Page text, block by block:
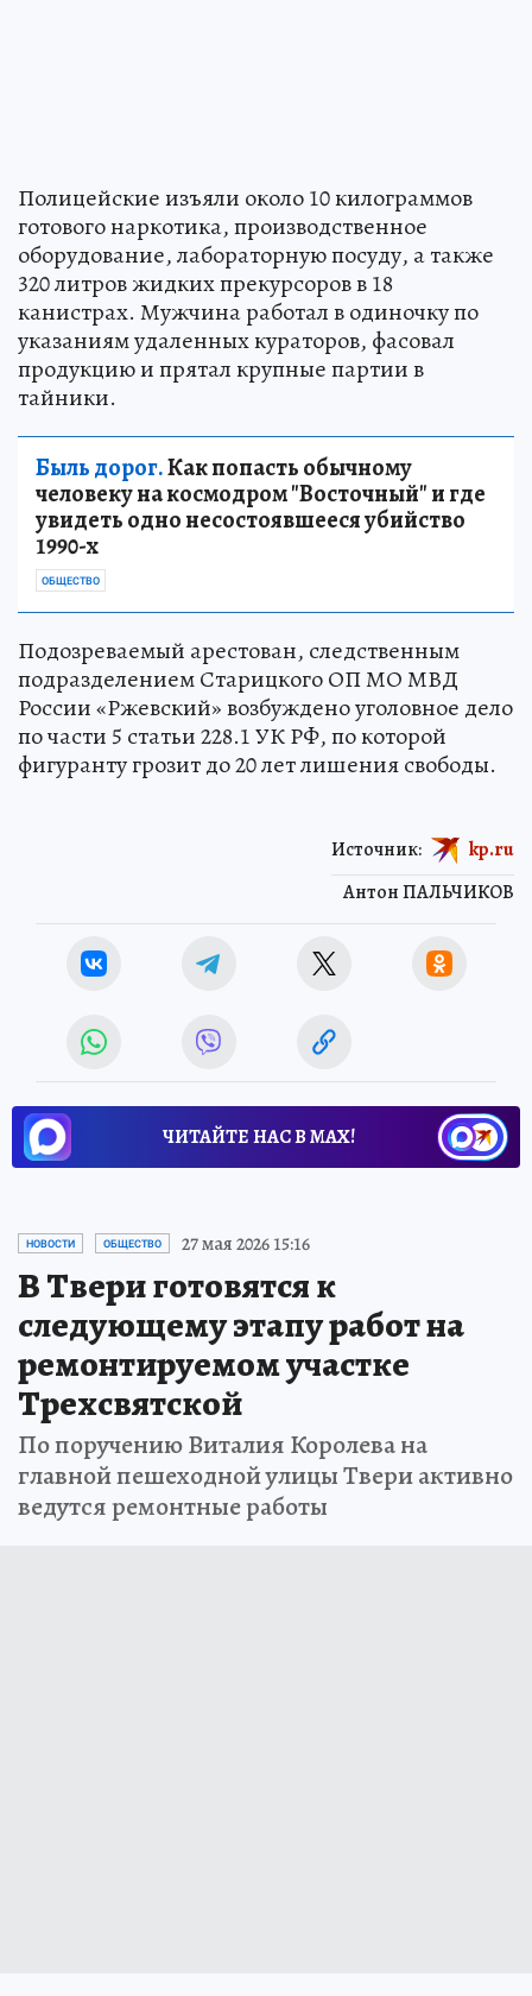
Полицейские изъяли около 10 килограммов
готового наркотика, производственное
оборудование, лабораторную посуду, а также
320 литров жидких прекурсоров в 18
канистрах. Мужчина работал в одиночку по
указаниям удаленных кураторов, фасовал
продукцию и прятал крупные партии в
тайники.
Быль дорог.Как попасть обычному
человеку на космодром "Восточный" и где
увидеть одно несостоявшееся убийство
1990-х
ОБЩЕСТВО
Подозреваемый арестован, следственным
подразделением Старицкого ОП МО МВД
России «Ржевский» возбуждено уголовное дело
по части 5 статьи 228.1 УК РФ, по которой
фигуранту грозит до 20 лет лишения свободы.
Антон ПАЛЬЧИКОВ
Источник: kp.ru
ЧИТАЙТЕ НАС В МАХ!
НОВОСТИ ОБЩЕСТВО 27 мая 2026 15:16
В Твери готовятся к
следующему этапу работ на
ремонтируемом участке
Трехсвятской
По поручению Виталия Королева на
главной пешеходной улицы Твери активно
ведутся ремонтные работы